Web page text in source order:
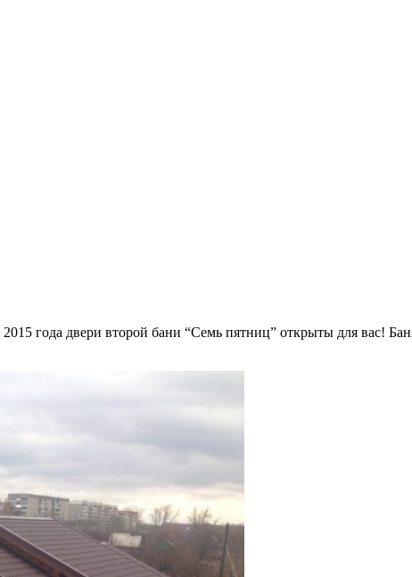
года двери второй бани “Семь пятниц” открыты для вас!